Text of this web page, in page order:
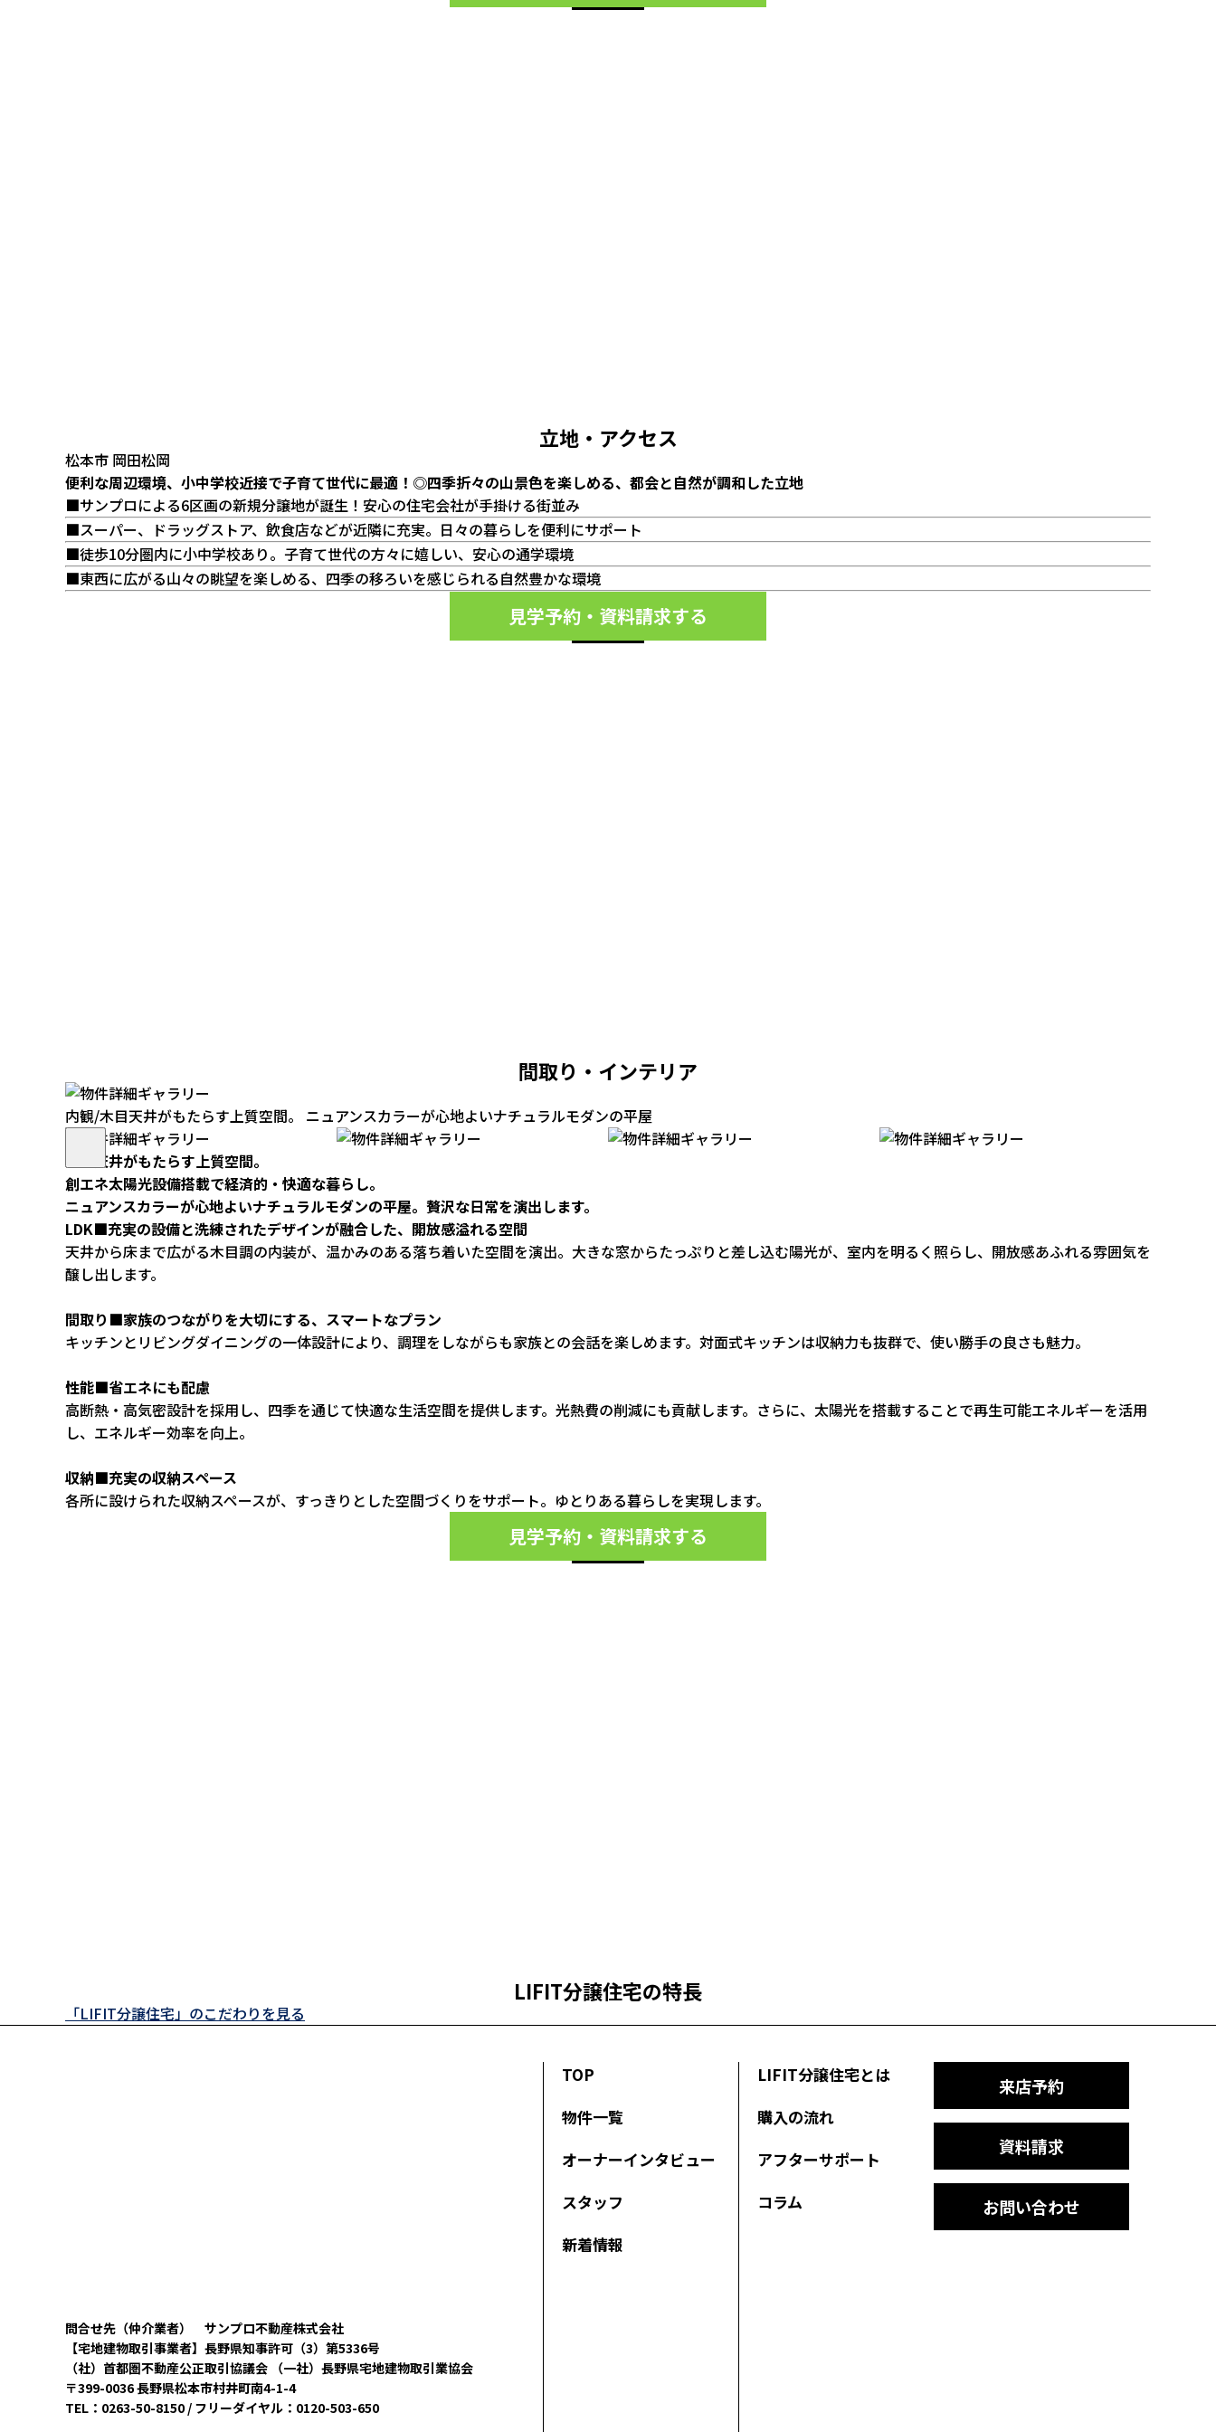
立地・アクセス
松本市 岡田松岡
便利な周辺環境、小中学校近接で子育て世代に最適！◎四季折々の山景色を楽しめる、都会と自然が調和した立地
■サンプロによる6区画の新規分譲地が誕生！安心の住宅会社が手掛ける街並み
■スーパー、ドラッグストア、飲食店などが近隣に充実。日々の暮らしを便利にサポート
■徒歩10分圏内に小中学校あり。子育て世代の方々に嬉しい、安心の通学環境
■東西に広がる山々の眺望を楽しめる、四季の移ろいを感じられる自然豊かな環境
見学予約・資料請求する
間取り・インテリア
内観/木目天井がもたらす上質空間。 ニュアンスカラーが心地よいナチュラルモダンの平屋
木目天井がもたらす上質空間。
創エネ太陽光設備搭載で経済的・快適な暮らし。
ニュアンスカラーが心地よいナチュラルモダンの平屋。贅沢な日常を演出します。
LDK■充実の設備と洗練されたデザインが融合した、開放感溢れる空間
天井から床まで広がる木目調の内装が、温かみのある落ち着いた空間を演出。大きな窓からたっぷりと差し込む陽光が、室内を明るく照らし、開放感あふれる雰囲気を
醸し出します。
間取り■家族のつながりを大切にする、スマートなプラン
キッチンとリビングダイニングの一体設計により、調理をしながらも家族との会話を楽しめます。対面式キッチンは収納力も抜群で、使い勝手の良さも魅力。
性能■省エネにも配慮
高断熱・高気密設計を採用し、四季を通じて快適な生活空間を提供します。光熱費の削減にも貢献します。さらに、太陽光を搭載することで再生可能エネルギーを活用
し、エネルギー効率を向上。
収納■充実の収納スペース
各所に設けられた収納スペースが、すっきりとした空間づくりをサポート。ゆとりある暮らしを実現します。
見学予約・資料請求する
LIFIT分譲住宅の特長
「LIFIT分譲住宅」のこだわりを見る
問合せ先（仲介業者） サンプロ不動産株式会社
【宅地建物取引事業者】長野県知事許可（3）第5336号
（社）首都圏不動産公正取引協議会 （一社）長野県宅地建物取引業協会
〒399-0036 長野県松本市村井町南4-1-4
TEL：0263-50-8150 / フリーダイヤル：0120-503-650
TOP
物件一覧
オーナーインタビュー
スタッフ
新着情報
LIFIT分譲住宅とは
購入の流れ
アフターサポート
コラム
来店予約
資料請求
お問い合わせ